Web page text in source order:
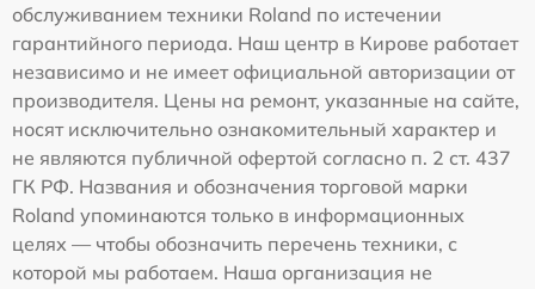
обслуживанием техники Roland по истечении
гарантийного периода. Наш центр в Кирове работает
независимо и не имеет официальной авторизации от
производителя. Цены на ремонт, указанные на сайте,
носят исключительно ознакомительный характер и
не являются публичной офертой согласно п. 2 ст. 437
ГК РФ. Названия и обозначения торговой марки
Roland упоминаются только в информационных
целях — чтобы обозначить перечень техники, с
которой мы работаем. Наша организация не